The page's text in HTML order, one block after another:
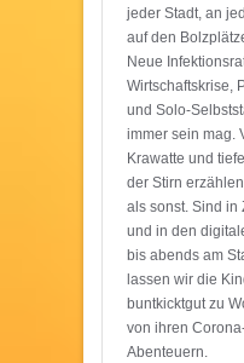
jeder Stadt, an
auf den
Neue
Wirtschaftskrise,
und Solo-
immer sein mag.
Krawatte und
der Stirn
als sonst. Sind in
und in den
bis abends am
lassen wir die
buntkicktgut zu
von ihren
Abenteuern.